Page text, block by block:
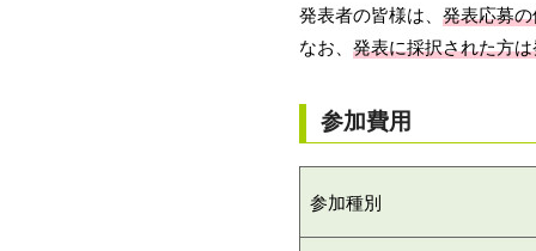
発表者の皆様は、 発表応募
なお、 発表に採択された方
参加費用
参加種別